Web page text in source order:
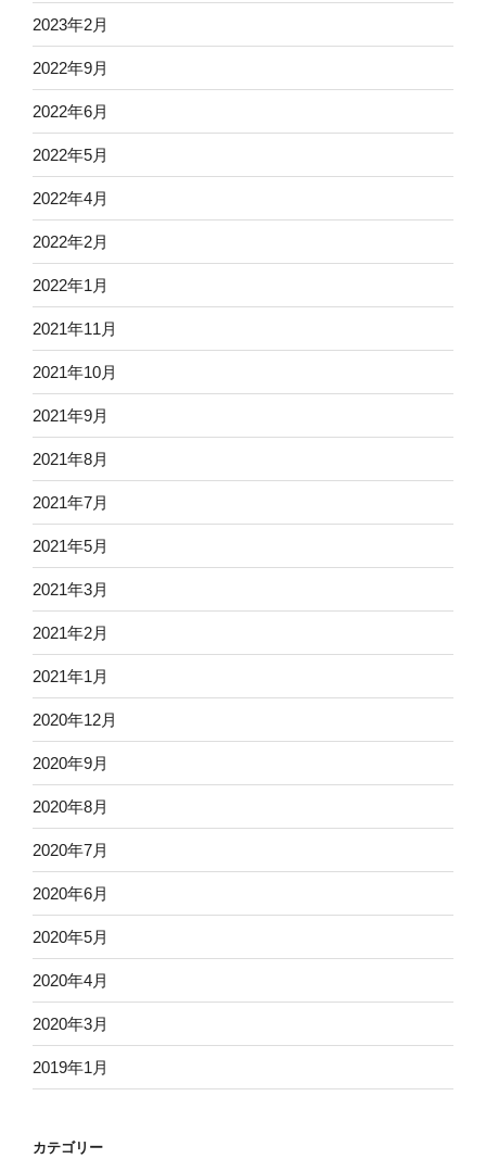
2023年2月
2022年9月
2022年6月
2022年5月
2022年4月
2022年2月
2022年1月
2021年11月
2021年10月
2021年9月
2021年8月
2021年7月
2021年5月
2021年3月
2021年2月
2021年1月
2020年12月
2020年9月
2020年8月
2020年7月
2020年6月
2020年5月
2020年4月
2020年3月
2019年1月
カテゴリー